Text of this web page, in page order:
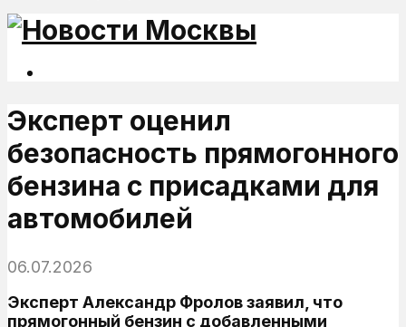
Эксперт оценил
безопасность прямогонного
бензина с присадками для
автомобилей
06.07.2026
Эксперт Александр Фролов заявил, что
прямогонный бензин с добавленными